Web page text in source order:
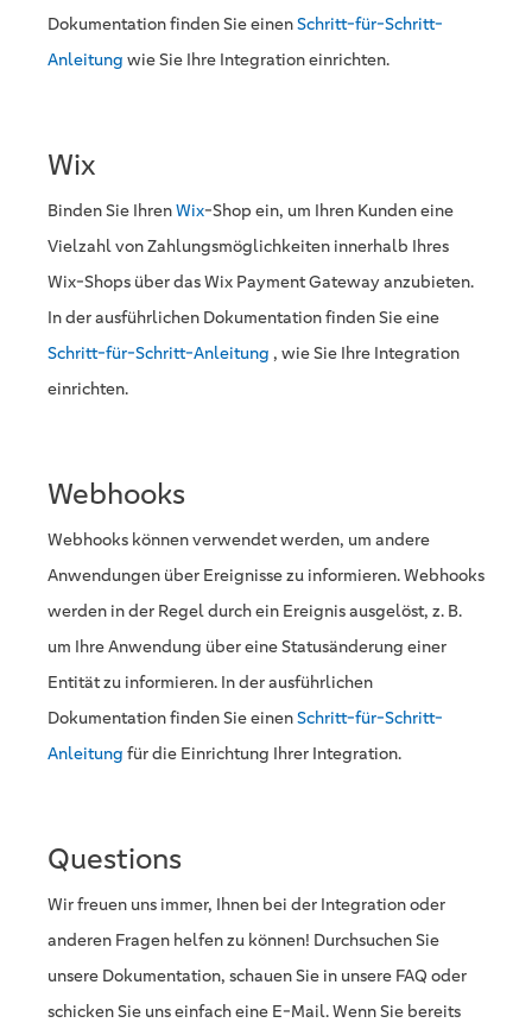
Dokumentation finden Sie einenSchritt-für-Schritt-
Anleitung wie Sie Ihre Integration einrichten.
Wix
Binden Sie IhrenWix-Shop ein, um Ihren Kunden eine
Vielzahl von Zahlungsmöglichkeiten innerhalb Ihres
Wix-Shops über das Wix Payment Gateway anzubieten.
In der ausführlichen Dokumentation finden Sie eine
Schritt-für-Schritt-Anleitung , wie Sie Ihre Integration
einrichten.
Webhooks
Webhooks können verwendet werden, um andere
Anwendungen über Ereignisse zu informieren. Webhooks
werden in der Regel durch ein Ereignis ausgelöst, z. B.
um Ihre Anwendung über eine Statusänderung einer
Entität zu informieren. In der ausführlichen
Dokumentation finden Sie einenSchritt-für-Schritt-
Anleitung für die Einrichtung Ihrer Integration.
Questions
Wir freuen uns immer, Ihnen bei der Integration oder
anderen Fragen helfen zu können! Durchsuchen Sie
unsere Dokumentation, schauen Sie in unsere FAQ oder
schicken Sie uns einfach eine E-Mail. Wenn Sie bereits